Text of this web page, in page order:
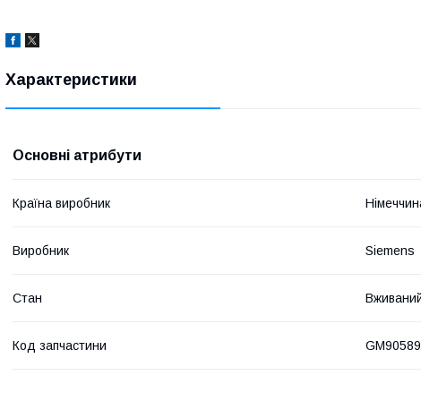
Характеристики
Основні атрибути
Країна виробник
Виробник Siemens
Стан
Код запчастини